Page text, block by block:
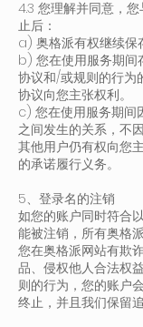
4.3 您理解并同意，
止后：
a) 奥格派有权继续保
b) 您在使用服务期间
协议和/或规则的行为
协议向您主张权利。
c) 您在使用服务期间
之间发生的关系，不
其他用户仍有权向您
的承诺履行义务。
5、登录名的注销
如您的账户同时符合
能被注销，所有奥格
您在奥格派网站有欺
品、侵权他人合法权
则的行为，您的账户
终止，并且我们保留